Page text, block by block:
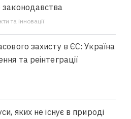
законодавства
та інновації
захисту в ЄС: Україна
та реінтеграції
яких не існує в природі